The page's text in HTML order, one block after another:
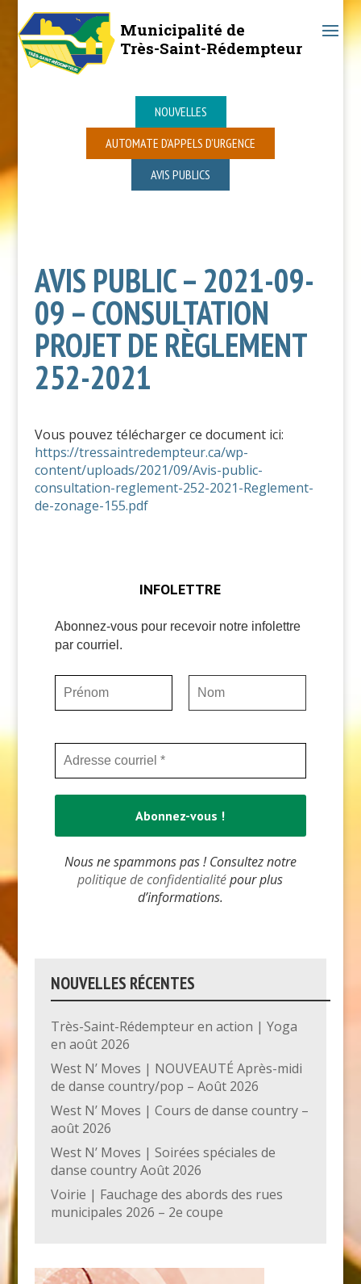
Municipalité de
Très-Saint-Rédempteur
NOUVELLES
AUTOMATE D’APPELS D’URGENCE
AVIS PUBLICS
AVIS PUBLIC – 2021-09-
09 – CONSULTATION
PROJET DE RÈGLEMENT
252-2021
Vous pouvez télécharger ce document ici:
https://tressaintredempteur.ca/wp-
content/uploads/2021/09/Avis-public-
consultation-reglement-252-2021-Reglement-
de-zonage-155.pdf
INFOLETTRE
Abonnez-vous pour recevoir notre infolettre
par courriel.
Nous ne spammons pas ! Consultez notre
politique de confidentialitépour plus
d’informations.
NOUVELLES RÉCENTES
Très-Saint-Rédempteur en action | Yoga
en août 2026
West N’ Moves | NOUVEAUTÉ Après-midi
de danse country/pop – Août 2026
West N’ Moves | Cours de danse country –
août 2026
West N’ Moves | Soirées spéciales de
danse country Août 2026
Voirie | Fauchage des abords des rues
municipales 2026 – 2e coupe